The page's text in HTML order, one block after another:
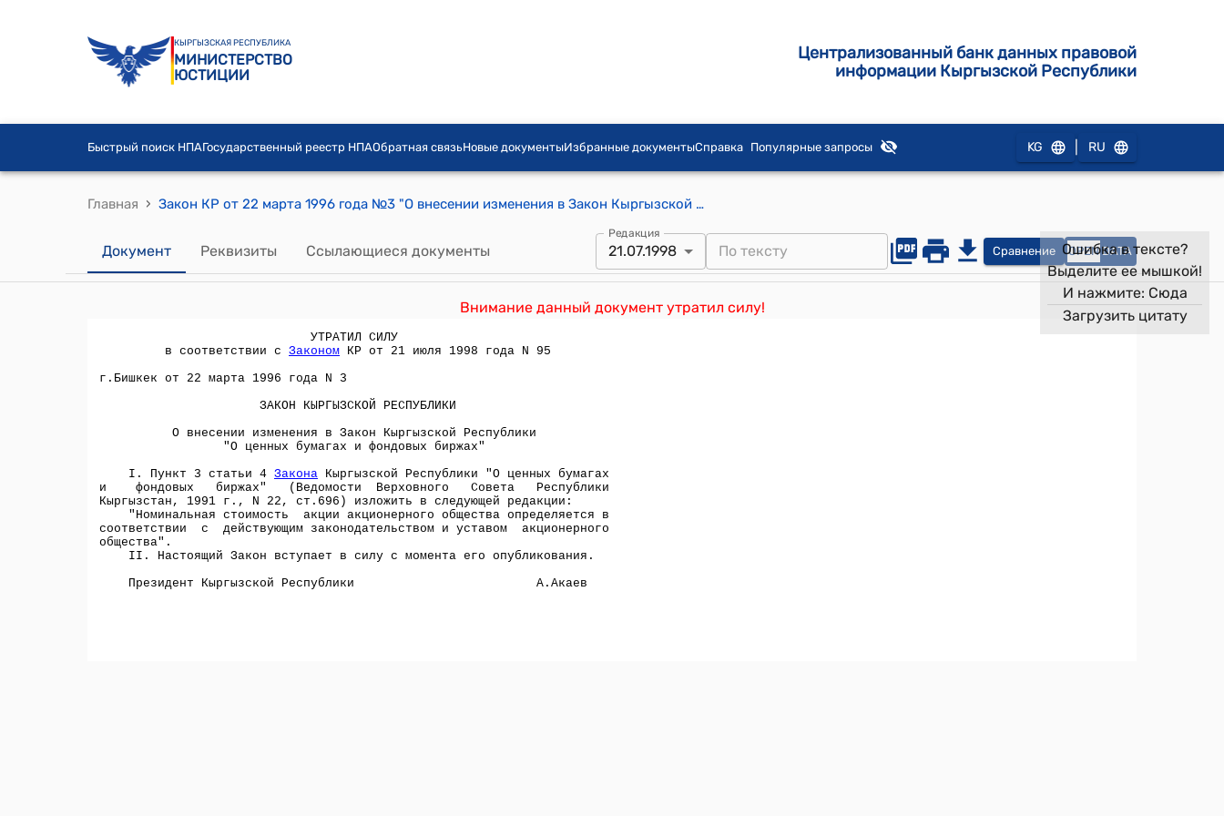
КЫРГЫЗСКАЯ РЕСПУБЛИКА
МИНИСТЕРСТВО
ЮСТИЦИИ
Централизованный банк данных правовой
информации Кыргызской Республики
Быстрый поиск НПАГосударственный реестр НПАОбратная связьНовые документыИзбранные документыСправка Популярные запросы KG RU
Главная › Закон КР от 22 марта 1996 года №3 "О внесении изменения в Закон Кыргызской Республики "О ценных бумагах и фондовых биржах"
Документ Реквизиты Ссылающиеся документы
Редакция
21.07.1998 Сравнение OPEN DATA
Внимание данный документ утратил силу!
Ошибка в тексте?
Выделите ее мышкой!
И нажмите: Сюда
Загрузить цитату